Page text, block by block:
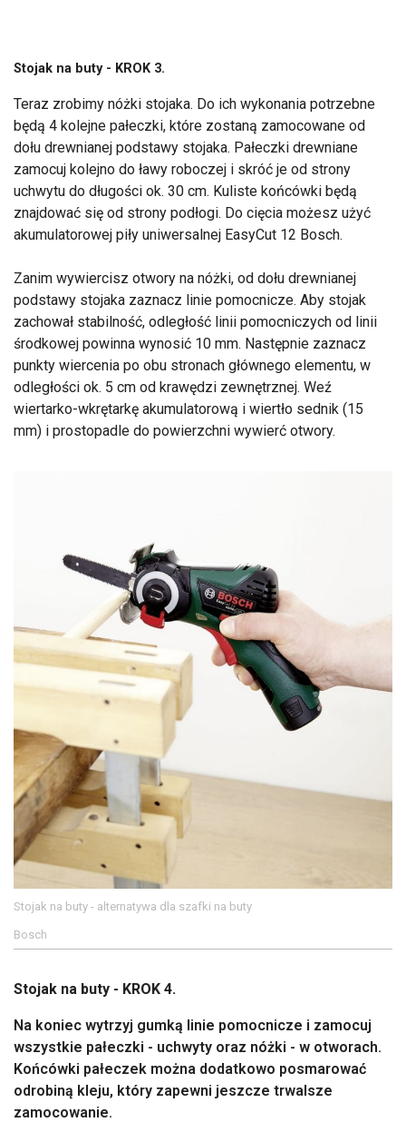
Stojak na buty - KROK 3.
Teraz zrobimy nóżki stojaka. Do ich wykonania potrzebne
będą 4 kolejne pałeczki, które zostaną zamocowane od
dołu drewnianej podstawy stojaka. Pałeczki drewniane
zamocuj kolejno do ławy roboczej i skróć je od strony
uchwytu do długości ok. 30 cm. Kuliste końcówki będą
znajdować się od strony podłogi. Do cięcia możesz użyć
akumulatorowej piły uniwersalnej EasyCut 12 Bosch.
Zanim wywiercisz otwory na nóżki, od dołu drewnianej
podstawy stojaka zaznacz linie pomocnicze. Aby stojak
zachował stabilność, odległość linii pomocniczych od linii
środkowej powinna wynosić 10 mm. Następnie zaznacz
punkty wiercenia po obu stronach głównego elementu, w
odległości ok. 5 cm od krawędzi zewnętrznej. Weź
wiertarko-wkrętarkę akumulatorową i wiertło sednik (15
mm) i prostopadle do powierzchni wywierć otwory.
Stojak na buty - alternatywa dla szafki na buty
Bosch
Stojak na buty - KROK 4.
Na koniec wytrzyj gumką linie pomocnicze i zamocuj
wszystkie pałeczki - uchwyty oraz nóżki - w otworach.
Końcówki pałeczek można dodatkowo posmarować
odrobiną kleju, który zapewni jeszcze trwalsze
zamocowanie.